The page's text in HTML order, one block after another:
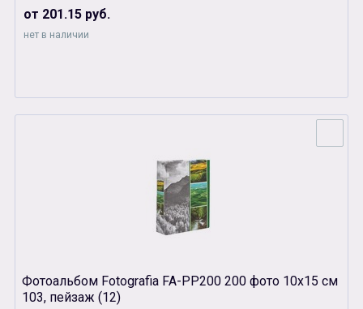
от 201.15 руб.
нет в наличии
Фотоальбом Fotografia FA-PP200 200 фото 10х15 см
103, пейзаж (12)